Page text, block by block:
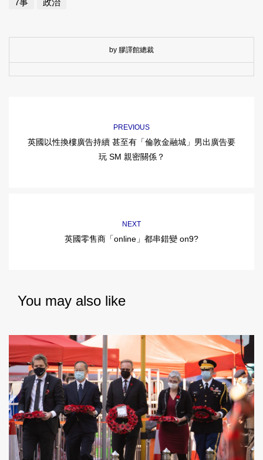
by 膠譯館總裁
PREVIOUS
英國以性換樓廣告持續 甚至有「倫敦金融城」男出廣告要
玩 SM 親密關係？
NEXT
英國零售商「online」都串錯變 on9?
You may also like